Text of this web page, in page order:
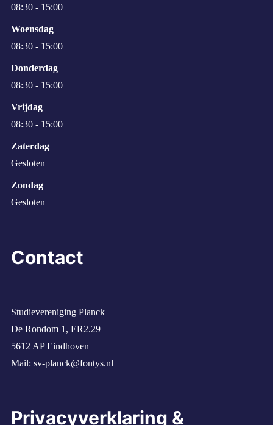
08:30 - 15:00
Woensdag
08:30 - 15:00
Donderdag
08:30 - 15:00
Vrijdag
08:30 - 15:00
Zaterdag
Gesloten
Zondag
Gesloten
Contact
Studievereniging Planck
De Rondom 1, ER2.29
5612 AP Eindhoven
Mail: sv-planck@fontys.nl
Privacyverklaring &